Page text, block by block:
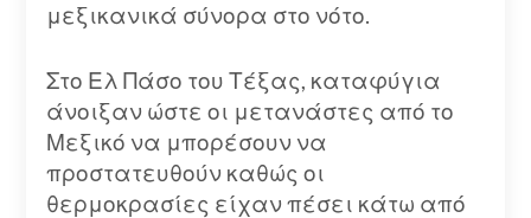
μεξικανικά σύνορα στο νότο.
Στο Ελ Πάσο του Τέξας, καταφύγια
άνοιξαν ώστε οι μετανάστες από το
Μεξικό να μπορέσουν να
προστατευθούν καθώς οι
θερμοκρασίες είχαν πέσει κάτω από